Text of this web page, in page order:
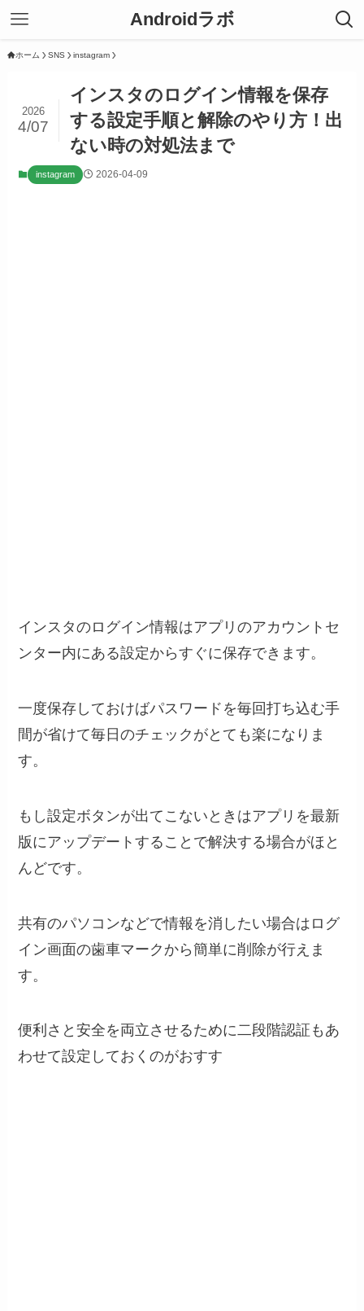
Androidラボ
ホーム SNS instagram
インスタのログイン情報を保存
する設定手順と解除のやり方！出
ない時の対処法まで
2026
4/07
instagram 2026-04-09
インスタのログイン情報はアプリのアカウントセ
ンター内にある設定からすぐに保存できます。
一度保存しておけばパスワードを毎回打ち込む手
間が省けて毎日のチェックがとても楽になりま
す。
もし設定ボタンが出てこないときはアプリを最新
版にアップデートすることで解決する場合がほと
んどです。
共有のパソコンなどで情報を消したい場合はログ
イン画面の歯車マークから簡単に削除が行えま
す。
便利さと安全を両立させるために二段階認証もあ
わせて設定しておくのがおすす